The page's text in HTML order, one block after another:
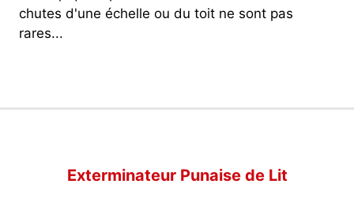
chutes d'une échelle ou du toit ne sont pas
rares...
Exterminateur Punaise de Lit